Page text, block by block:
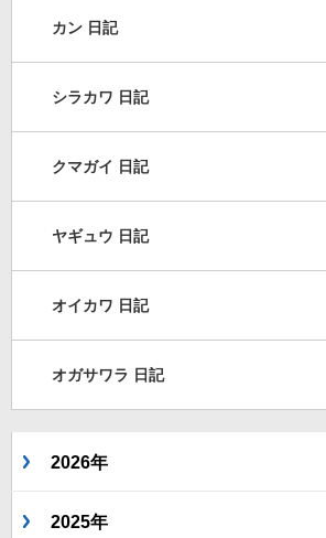
カン 日記
シラカワ 日記
クマガイ 日記
ヤギュウ 日記
オイカワ 日記
オガサワラ 日記
2026年
2025年